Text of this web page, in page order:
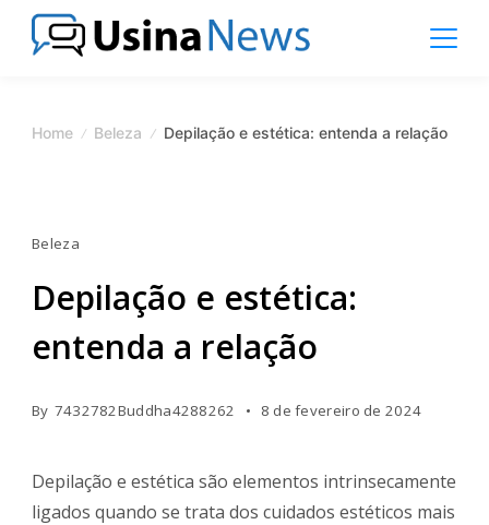
Skip
Magazine
Home Beleza Depilação e estética: entenda a relação
Beleza
Depilação e estética:
entenda a relação
By 7432782Buddha4288262 8 de fevereiro de 2024
Depilação e estética são elementos intrinsecamente
ligados quando se trata dos cuidados estéticos mais